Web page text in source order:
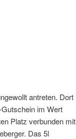
antreten. Dort
im Wert
Platz verbunden mit
Das 5l